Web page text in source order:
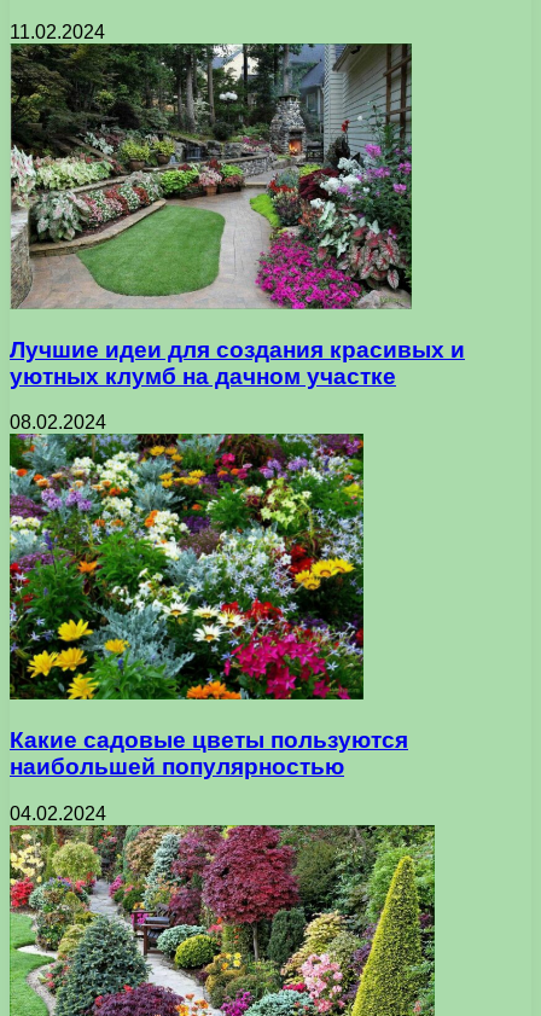
11.02.2024
Лучшие идеи для создания красивых и
уютных клумб на дачном участке
08.02.2024
Какие садовые цветы пользуются
наибольшей популярностью
04.02.2024